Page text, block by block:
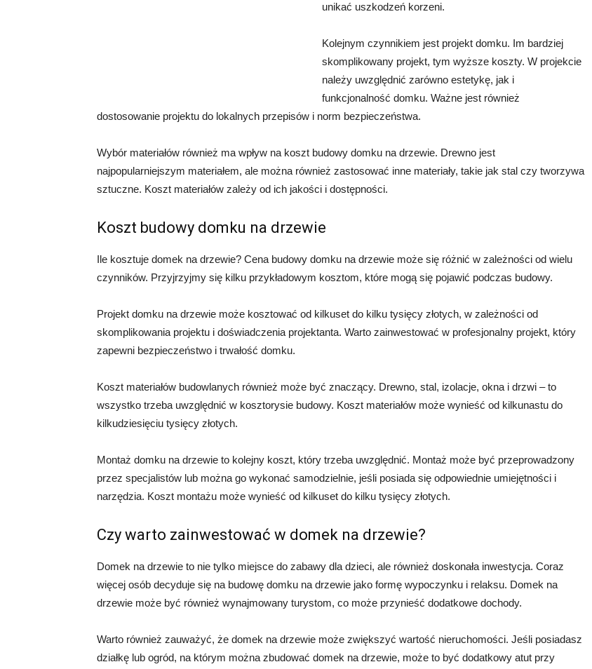
unikać uszkodzeń korzeni.
Kolejnym czynnikiem jest projekt domku. Im bardziej
skomplikowany projekt, tym wyższe koszty. W projekcie
należy uwzględnić zarówno estetykę, jak i
funkcjonalność domku. Ważne jest również
dostosowanie projektu do lokalnych przepisów i norm bezpieczeństwa.
Wybór materiałów również ma wpływ na koszt budowy domku na drzewie. Drewno jest
najpopularniejszym materiałem, ale można również zastosować inne materiały, takie jak stal czy tworzywa
sztuczne. Koszt materiałów zależy od ich jakości i dostępności.
Koszt budowy domku na drzewie
Ile kosztuje domek na drzewie? Cena budowy domku na drzewie może się różnić w zależności od wielu
czynników. Przyjrzyjmy się kilku przykładowym kosztom, które mogą się pojawić podczas budowy.
Projekt domku na drzewie może kosztować od kilkuset do kilku tysięcy złotych, w zależności od
skomplikowania projektu i doświadczenia projektanta. Warto zainwestować w profesjonalny projekt, który
zapewni bezpieczeństwo i trwałość domku.
Koszt materiałów budowlanych również może być znaczący. Drewno, stal, izolacje, okna i drzwi – to
wszystko trzeba uwzględnić w kosztorysie budowy. Koszt materiałów może wynieść od kilkunastu do
kilkudziesięciu tysięcy złotych.
Montaż domku na drzewie to kolejny koszt, który trzeba uwzględnić. Montaż może być przeprowadzony
przez specjalistów lub można go wykonać samodzielnie, jeśli posiada się odpowiednie umiejętności i
narzędzia. Koszt montażu może wynieść od kilkuset do kilku tysięcy złotych.
Czy warto zainwestować w domek na drzewie?
Domek na drzewie to nie tylko miejsce do zabawy dla dzieci, ale również doskonała inwestycja. Coraz
więcej osób decyduje się na budowę domku na drzewie jako formę wypoczynku i relaksu. Domek na
drzewie może być również wynajmowany turystom, co może przynieść dodatkowe dochody.
Warto również zauważyć, że domek na drzewie może zwiększyć wartość nieruchomości. Jeśli posiadasz
działkę lub ogród, na którym można zbudować domek na drzewie, może to być dodatkowy atut przy